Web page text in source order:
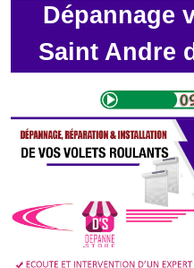
Dépannage
Saint Andre